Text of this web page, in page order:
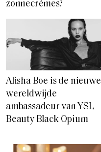
zonnecrèmes?
Alisha Boe is de nieuwe
wereldwijde
ambassadeur van YSL
Beauty Black Opium